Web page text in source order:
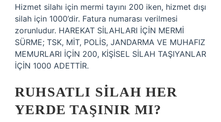
Hizmet silahı için mermi tayını 200 iken, hizmet dışı
silah için 1000’dir. Fatura numarası verilmesi
zorunludur. HAREKAT SİLAHLARI İÇİN MERMİ
SÜRME; TSK, MİT, POLİS, JANDARMA VE MUHAFIZ
MEMURLARI İÇİN 200, KİŞİSEL SİLAH TAŞIYANLAR
İÇİN 1000 ADETTİR.
RUHSATLI SILAH HER
YERDE TAŞINIR MI?